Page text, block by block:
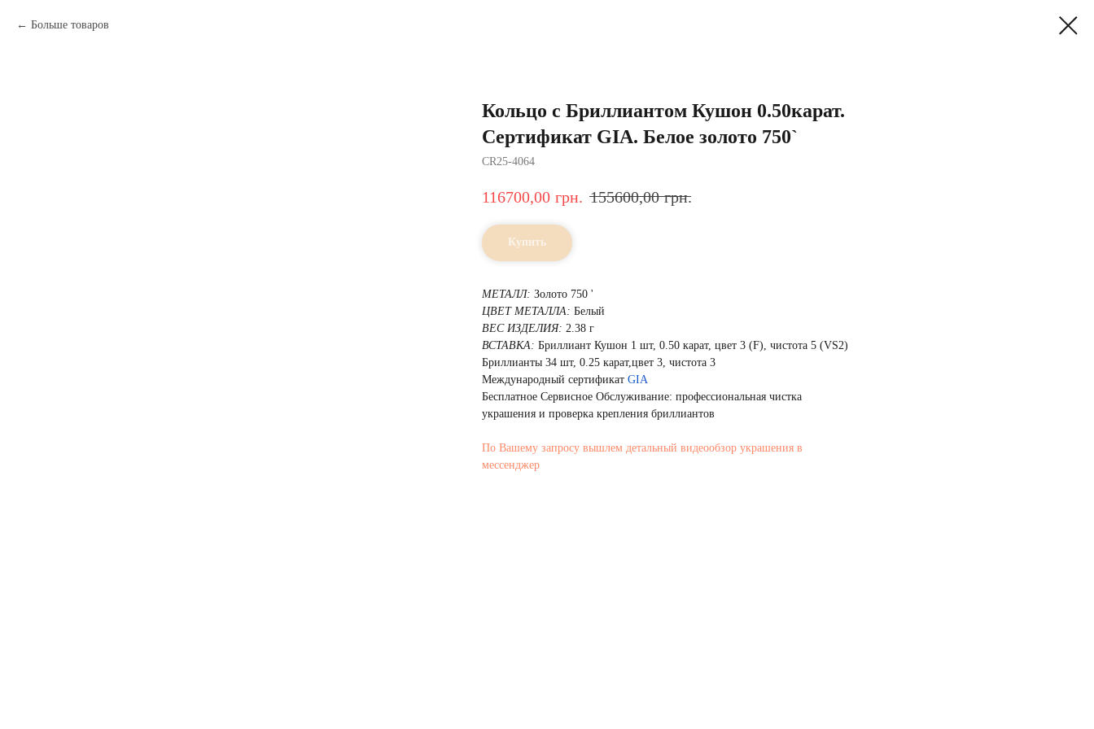
Больше товаров
Кольцо с Бриллиантом Кушон 0.50карат.
Сертификат GIA. Белое золото 750`
CR25-4064
116700,00 грн. 155600,00 грн.
Купить
МЕТАЛЛ: Золото 750 '
ЦВЕТ МЕТАЛЛА: Белый
ВЕС ИЗДЕЛИЯ: 2.38 г
ВСТАВКА: Бриллиант Кушон 1 шт, 0.50 карат, цвет 3 (F), чистота 5 (VS2)
Бриллианты 34 шт, 0.25 карат,цвет 3, чистота 3
Международный сертификат GIA
Бесплатное Сервисное Обслуживание: профессиональная чистка
украшения и проверка крепления бриллиантов
По Вашему запросу вышлем детальный видеообзор украшения в
мессенджер